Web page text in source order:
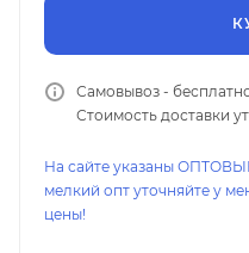
Самовывоз -
Стоимость доставки
На сайте указаны
мелкий опт уточняйте у
цены!